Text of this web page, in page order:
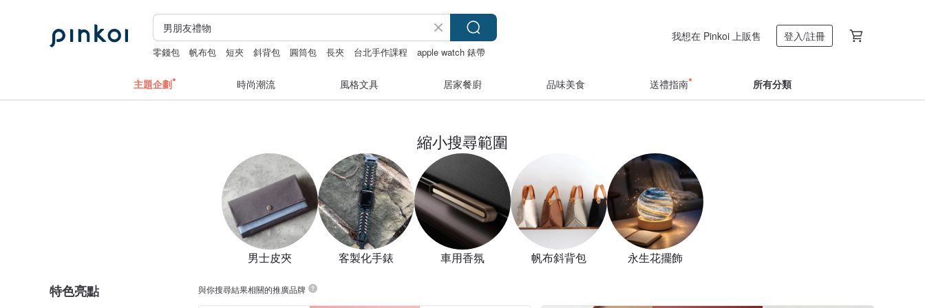
零錢包 帆布包 短夾 斜背包 圓筒包 長夾 台北手作課程 apple watch 錶帶
我想在 Pinkoi 上販售 登入/註冊
主題企劃 時尚潮流 風格文具 居家餐廚 品味美食 送禮指南 所有分類
縮小搜尋範圍
男士皮夾 客製化手錶 車用香氛 帆布斜背包 永生花擺飾
特色亮點 與你搜尋結果相關的推廣品牌